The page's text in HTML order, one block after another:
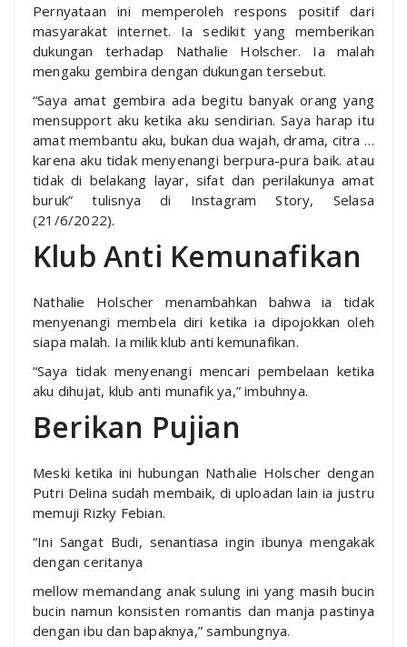
Pernyataan ini memperoleh respons positif dari
masyarakat internet. Ia sedikit yang memberikan
dukungan terhadap Nathalie Holscher. Ia malah
mengaku gembira dengan dukungan tersebut.
“Saya amat gembira ada begitu banyak orang yang
mensupport aku ketika aku sendirian. Saya harap itu
amat membantu aku, bukan dua wajah, drama, citra …
karena aku tidak menyenangi berpura-pura baik. atau
tidak di belakang layar, sifat dan perilakunya amat
buruk” tulisnya di Instagram Story, Selasa
(21/6/2022).
Klub Anti Kemunafikan
Nathalie Holscher menambahkan bahwa ia tidak
menyenangi membela diri ketika ia dipojokkan oleh
siapa malah. Ia milik klub anti kemunafikan.
“Saya tidak menyenangi mencari pembelaan ketika
aku dihujat, klub anti munafik ya,” imbuhnya.
Berikan Pujian
Meski ketika ini hubungan Nathalie Holscher dengan
Putri Delina sudah membaik, di uploadan lain ia justru
memuji Rizky Febian.
“Ini Sangat Budi, senantiasa ingin ibunya mengakak
dengan ceritanya
mellow memandang anak sulung ini yang masih bucin
bucin namun konsisten romantis dan manja pastinya
dengan ibu dan bapaknya,” sambungnya.